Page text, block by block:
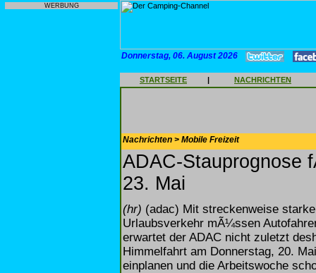
WERBUNG
Donnerstag, 06. August 2026
STARTSEITE | NACHRICHTEN
Nachrichten > Mobile Freizeit
ADAC-Stauprognose
23. Mai
(hr) (adac) Mit streckenweise
Urlaubsverkehr mÃ¼ssen
erwartet der ADAC nicht zuletzt
Himmelfahrt am Donnerstag, 20.
einplanen und die Arbeitswoche